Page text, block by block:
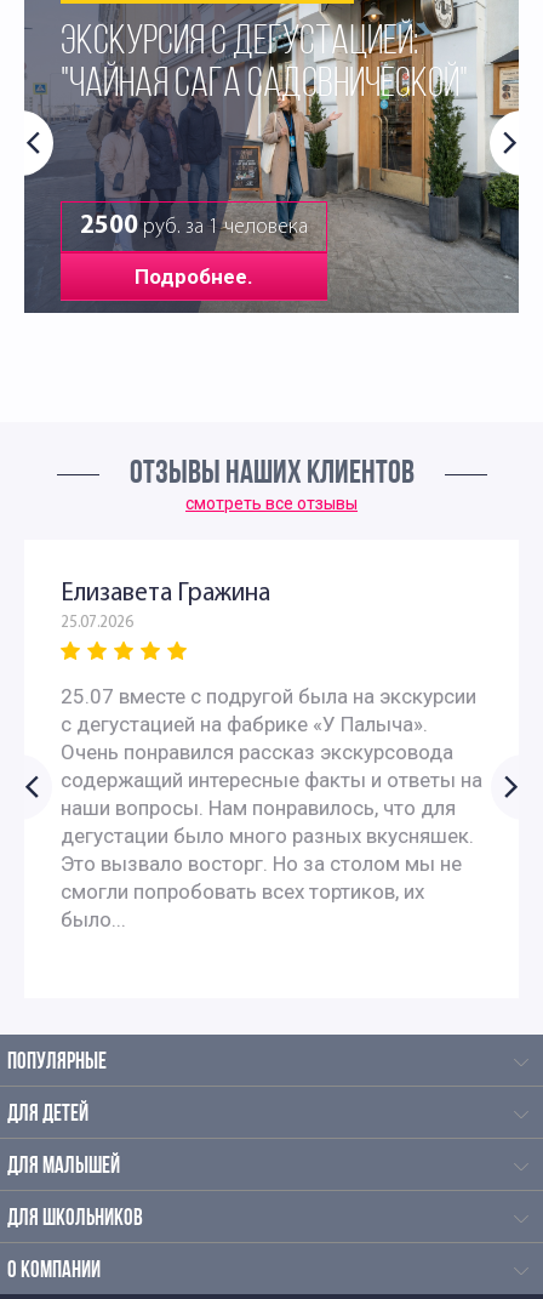
ЭКСКУРСИЯ С ДЕГУСТАЦИЕЙ:
"ЧАЙНАЯ САГА САДОВНИЧЕСКОЙ"
2500руб. за 1 человека
Подробнее.
ОТЗЫВЫ НАШИХ КЛИЕНТОВ
смотреть все отзывы
Елизавета Гражина
25.07.2026
25.07 вместе с подругой была на экскурсии
с дегустацией на фабрике «У Палыча».
Очень понравился рассказ экскурсовода
содержащий интересные факты и ответы на
наши вопросы. Нам понравилось, что для
дегустации было много разных вкусняшек.
Это вызвало восторг. Но за столом мы не
смогли попробовать всех тортиков, их
было...
ПОПУЛЯРНЫЕ
ДЛЯ ДЕТЕЙ
ДЛЯ МАЛЫШЕЙ
ДЛЯ ШКОЛЬНИКОВ
О КОМПАНИИ